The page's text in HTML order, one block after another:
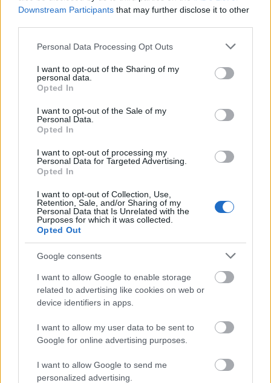
Downstream Participants that may further disclose it to other
Please note that this website/app uses one or more Google
not limited to your visit or usage behaviour. You may click to
grant or deny consent to Google and its third-party tags to
use your data for below specified purposes in below Google
consent section.
Personal Data Processing Opt Outs
I want to opt-out of the Sharing of my
personal data.
Opted In
I want to opt-out of the Sale of my
Personal Data.
Opted In
I want to opt-out of processing my
Personal Data for Targeted Advertising.
Opted In
I want to opt-out of Collection, Use,
Retention, Sale, and/or Sharing of my
Personal Data that Is Unrelated with the
Purposes for which it was collected.
Opted Out
Google consents
I want to allow Google to enable storage
related to advertising like cookies on web or
device identifiers in apps.
I want to allow my user data to be sent to
Google for online advertising purposes.
I want to allow Google to send me
personalized advertising.
Ilyen dögös Diane Kruger piros,
Baywatch fürdőruhában!
Jennifer Lopez és Casper Smart
szakítottak